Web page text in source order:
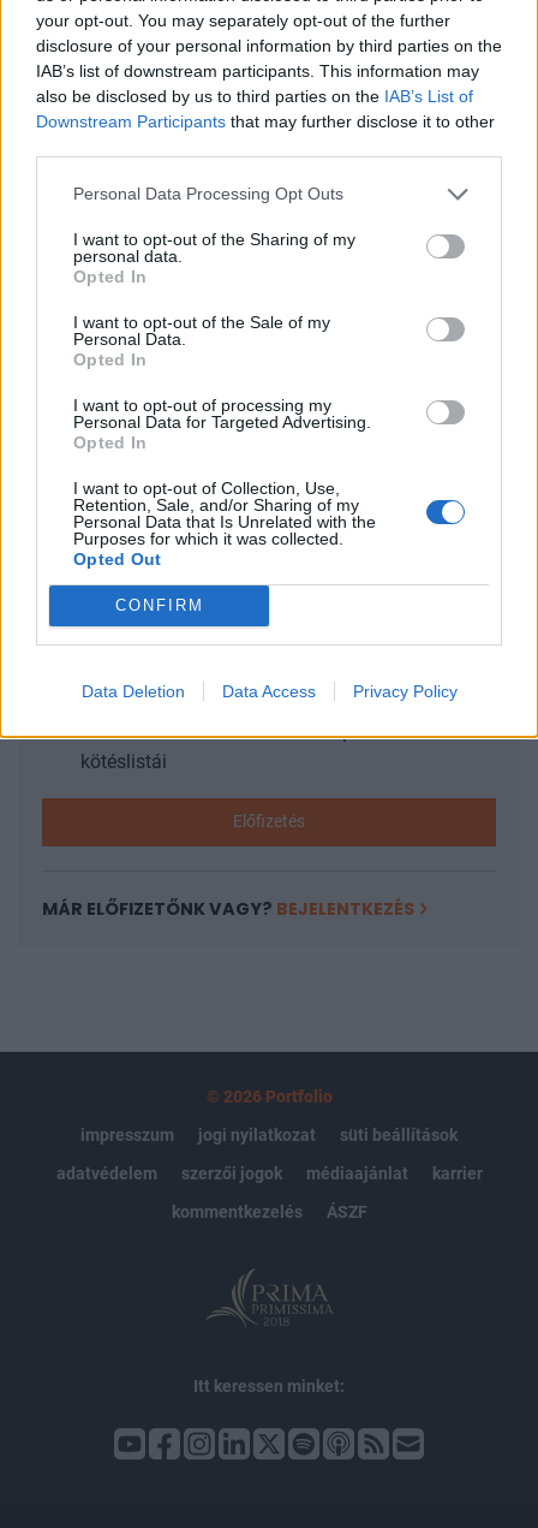
your opt-out. You may separately opt-out of the further
disclosure of your personal information by third parties on the
IAB’s list of downstream participants. This information may
also be disclosed by us to third parties on the IAB’s List of
Downstream Participants that may further disclose it to other
Personal Data Processing Opt Outs
I want to opt-out of the Sharing of my
personal data.
Opted In
I want to opt-out of the Sale of my
Personal Data.
Opted In
I want to opt-out of processing my
Personal Data for Targeted Advertising.
Opted In
I want to opt-out of Collection, Use,
Retention, Sale, and/or Sharing of my
Personal Data that Is Unrelated with the
Purposes for which it was collected.
Opted Out
CONFIRM
Data Deletion Data Access Privacy Policy
cég adózás előtti eredmény soron 68 millió fontos
veszteségről számolt be, míg a társaság vezére
mindemellett a Brexit elhalasztásának veszélyeire
figyelmeztetett. A társaság gyorsjelentését és a
cég vezérének szavait rosszul fogadták a
befektetők, az Aston Martin árfolyama 19,2
Az Aston Martin csütörtökön tette közzé a 2018-as üzleti
járművet adott el tavaly, a társaság bevétele 25,2
százalékkal 1,097 milliárd fontra emelkedett, ami új
millió fontra nőtt, míg a társaság adózás előtti eredmény
soron 68 millió fontos veszteségről...
KEDVES OLVASÓNK!
A keresett cikk a portfolio.hu hírarchívumához
tartozik, melynek olvasása előfizetéses
regisztrációhoz kötött.
Portfolio.hu teljes cikkarchívum
Kötéslisták: BÉT elmúlt 2 év napon belüli
kötéslistái
Előfizetés
MÁR ELŐFIZETŐNK VAGY? BEJELENTKEZÉS
© 2026 Portfolio
impresszum
jogi nyilatkozat
süti beállítások
adatvédelem
szerzői jogok médiaajánlat
karrier
kommentkezelés
ÁSZF
Itt keressen minket: